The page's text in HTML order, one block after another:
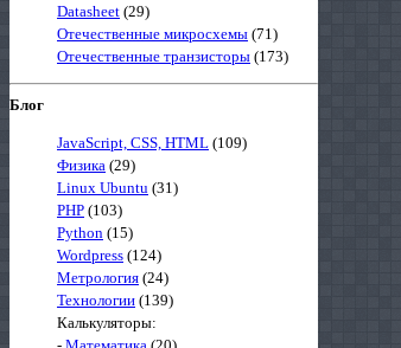
Datasheet (29)
Отечественные микросхемы (71)
Отечественные транзисторы (173)
Блог
JavaScript, CSS, HTML (109)
Физика (29)
Linux Ubuntu (31)
PHP (103)
Python (15)
Wordpress (124)
Метрология (24)
Технологии (139)
Калькуляторы: